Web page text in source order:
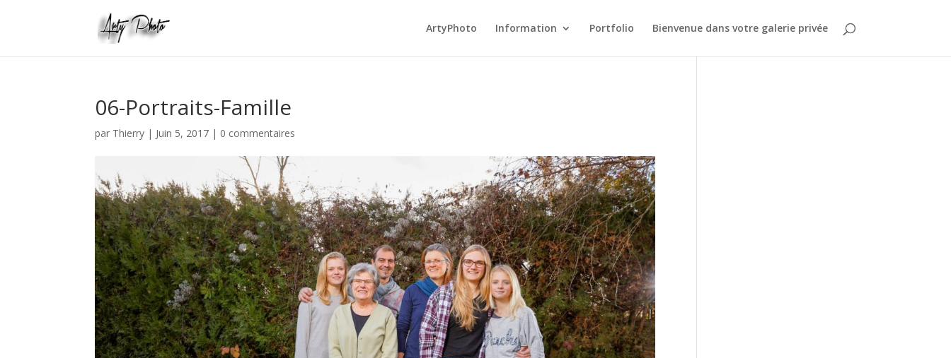
ArtyPhoto Information Portfolio Bienvenue dans votre galerie privée
06-Portraits-Famille
par Thierry | Juin 5, 2017 | 0 commentaires